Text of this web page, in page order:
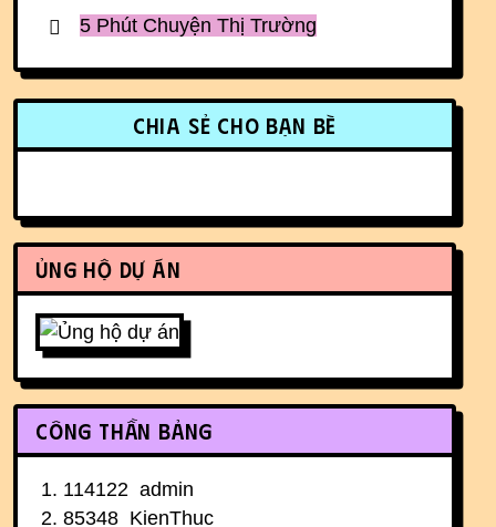
5 Phút Chuyện Thị Trường
More content and functionality
Chia sẻ cho bạn bè
Ủng hộ dự án
Công thần bảng
114122 admin
85348 KienThuc